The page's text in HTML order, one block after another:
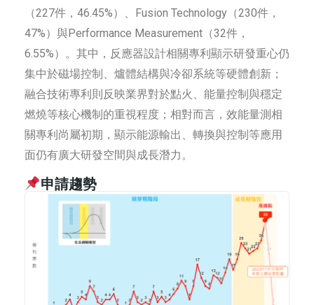
（227件，46.45%）、Fusion Technology（230件，
47%）與Performance Measurement（32件，
6.55%）。其中，反應器設計相關專利顯示研發重心仍
集中於磁場控制、爐體結構與冷卻系統等硬體創新；
融合技術專利則反映業界對於點火、能量控制與穩定
燃燒等核心機制的重視程度；相對而言，效能量測相
關專利尚屬初期，顯示能源輸出、轉換與控制等應用
面仍有廣大研發空間與成長潛力。
申請趨勢